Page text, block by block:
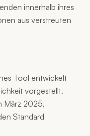
innerhalb ihres
aus verstreuten
Tool entwickelt
vorgestellt.
März 2025,
Standard